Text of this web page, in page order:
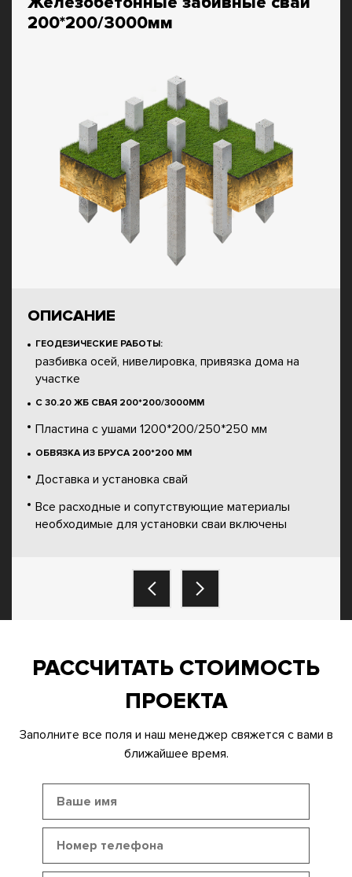
200*200/3000мм
ОПИСАНИЕ
ГЕОДЕЗИЧЕСКИЕ РАБОТЫ:
разбивка осей, нивелировка, привязка дома на
участке
С 30.20 ЖБ СВАЯ 200*200/3000ММ
Пластина с ушами 1200*200/250*250 мм
ОБВЯЗКА ИЗ БРУСА 200*200 ММ
Доставка и установка свай
Все расходные и сопутствующие материалы
необходимые для установки сваи включены
РАССЧИТАТЬ СТОИМОСТЬ
ПРОЕКТА
Заполните все поля и наш менеджер свяжется с вами в
ближайшее время.